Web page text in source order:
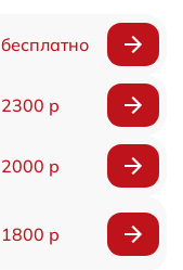
бесплатно
2300 р
2000 р
1800 р